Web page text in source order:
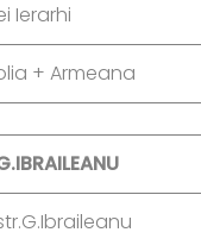
Ierarhi
+ Armeana